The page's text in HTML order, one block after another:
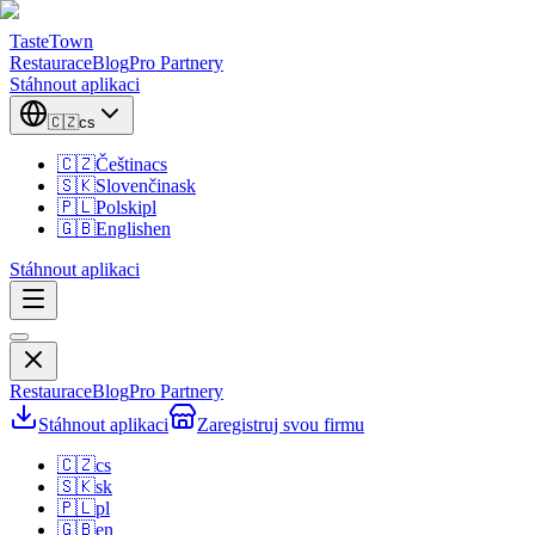
TasteTown
RestauraceBlogPro Partnery
Stáhnout aplikaci
🇨🇿cs
🇨🇿Češtinacs
🇸🇰Slovenčinask
🇵🇱Polskipl
🇬🇧Englishen
Stáhnout aplikaci
RestauraceBlogPro Partnery
Stáhnout aplikaci
Zaregistruj svou firmu
🇨🇿cs
🇸🇰sk
🇵🇱pl
🇬🇧en